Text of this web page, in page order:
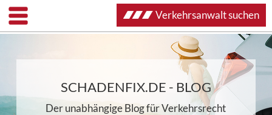
SCHADENFIX.DE - BLOG
Der unabhängige Blog für Verkehrsrecht
Verkehrsanwalt suchen